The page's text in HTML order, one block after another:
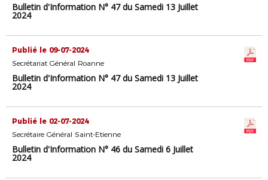
Bulletin d'Information N° 47 du Samedi 13 Juillet
2024
Publié le 09-07-2024
Secrétariat Général Roanne
Bulletin d'Information N° 47 du Samedi 13 Juillet
2024
Publié le 02-07-2024
Secrétaire Général Saint-Etienne
Bulletin d'Information N° 46 du Samedi 6 Juillet
2024